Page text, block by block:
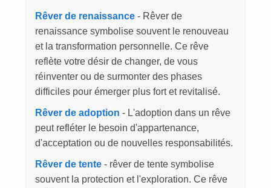
Rêver de renaissance- Rêver de
renaissance symbolise souvent le renouveau
et la transformation personnelle. Ce rêve
reflète votre désir de changer, de vous
réinventer ou de surmonter des phases
difficiles pour émerger plus fort et revitalisé.
Rêver de adoption - L'adoption dans un rêve
peut refléter le besoin d'appartenance,
d'acceptation ou de nouvelles responsabilités.
Rêver de tente- rêver de tente symbolise
souvent la protection et l'exploration. Ce rêve